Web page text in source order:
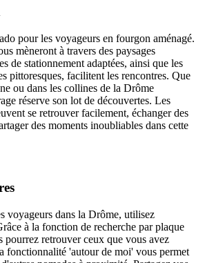
pour les voyageurs en fourgon aménagé.
mèneront à travers des paysages
de stationnement adaptées, ainsi que les
pittoresques, facilitent les rencontres. Que
ou dans les collines de la Drôme
réserve son lot de découvertes. Les
se retrouver facilement, échanger des
des moments inoubliables dans cette
voyageurs dans la Drôme, utilisez
à la fonction de recherche par plaque
retrouver ceux que vous avez
fonctionnalité 'autour de moi' vous permet